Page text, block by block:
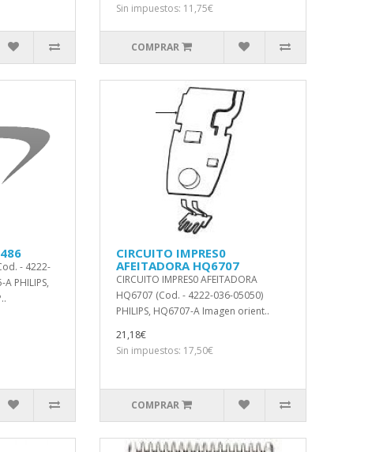
Sin impuestos: 11,75€
COMPRAR
- 4222-
A PHILIPS,
CIRCUITO IMPRES0
AFEITADORA HQ6707
CIRCUITO IMPRES0 AFEITADORA
HQ6707 (Cod. - 4222-036-05050)
PHILIPS, HQ6707-A Imagen orient..
21,18€
Sin impuestos: 17,50€
COMPRAR